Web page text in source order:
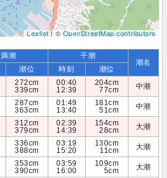
Leaflet| ©OpenStreetMap contributors
満潮 干潮
潮名
潮位 時刻
潮位
272cm
339cm
00:40
12:39
204cm
77cm
中潮
287cm
363cm
01:49
13:40
181cm
51cm
中潮
312cm
379cm
02:39
14:39
154cm
28cm
大潮
336cm
388cm
03:19
15:20
130cm
11cm
大潮
353cm
390cm
03:59
16:00
109cm
5cm
大潮